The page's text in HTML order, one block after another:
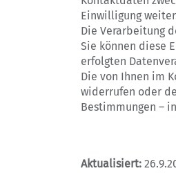
Einwilligung
Die Verarbeitung
Sie können diese
erfolgten
Die von Ihnen im
widerrufen oder
Bestimmungen –
Aktualisiert: